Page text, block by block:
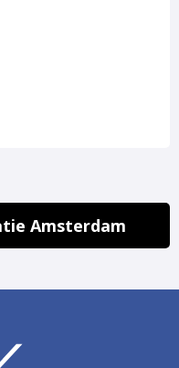
Amsterdam